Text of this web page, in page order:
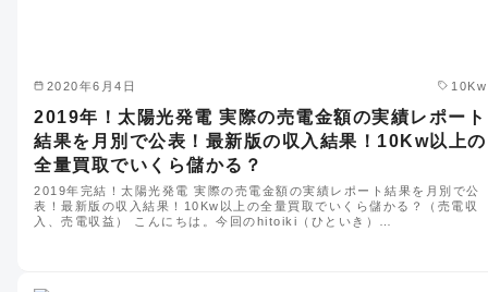
2020年6月4日 10Kw
2019年！太陽光発電 実際の売電金額の実績レポート
結果を月別で公表！最新版の収入結果！10Kw以上の
全量買取でいくら儲かる？
2019年完結！太陽光発電 実際の売電金額の実績レポート結果を月別で公
表！最新版の収入結果！10Kw以上の全量買取でいくら儲かる？（売電収
入、売電収益） こんにちは。今回のhitoiki（ひといき）…